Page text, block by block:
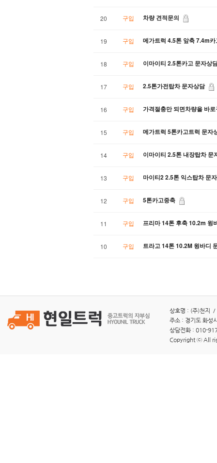
20 구입 차량 견적문의
19 구입 메가트럭 4.5톤 앞축 7.4m
18 구입 이마이티 2.5톤카고 문자상
17 구입 2.5톤가전탑차 문자상담
16 구입 가격절충만 되면차량을 바
15 구입 메가트럭 5톤카고트럭 문자
14 구입 이마이티 2.5톤 내장탑차 문
13 구입 마이티2 2.5톤 익스탑차 문
12 구입 5톤카고중축
11 구입 프리마 14톤 후축 10.2m 윙
10 구입 트라고 14톤 10.2M 윙바디
상호명 : (주)천지
주소 : 경기도 화성
상담전화 : 010-
Copyright ⓒ All